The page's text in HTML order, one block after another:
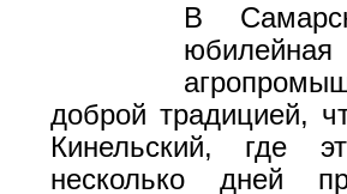
В
доброй традицией,
Кинельский, где
несколько дней